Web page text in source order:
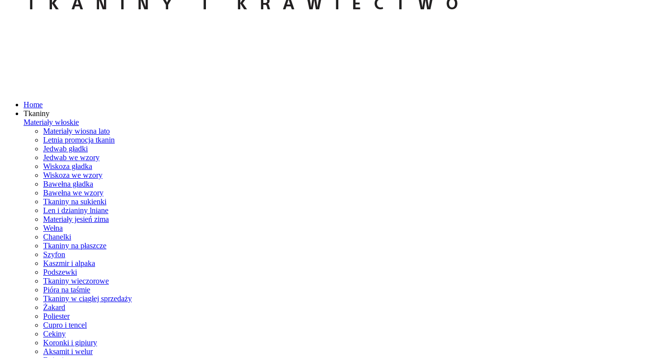
Home
Tkaniny
Materiały włoskie
Materiały wiosna lato
Letnia promocja tkanin
Jedwab gładki
Jedwab we wzory
Wiskoza gładka
Wiskoza we wzory
Bawełna gładka
Bawełna we wzory
Tkaniny na sukienki
Len i dzianiny lniane
Materiały jesień zima
Wełna
Chanelki
Tkaniny na płaszcze
Szyfon
Kaszmir i alpaka
Podszewki
Tkaniny wieczorowe
Pióra na taśmie
Tkaniny w ciągłej sprzedaży
Żakard
Poliester
Cupro i tencel
Cekiny
Koronki i gipiury
Aksamit i welur